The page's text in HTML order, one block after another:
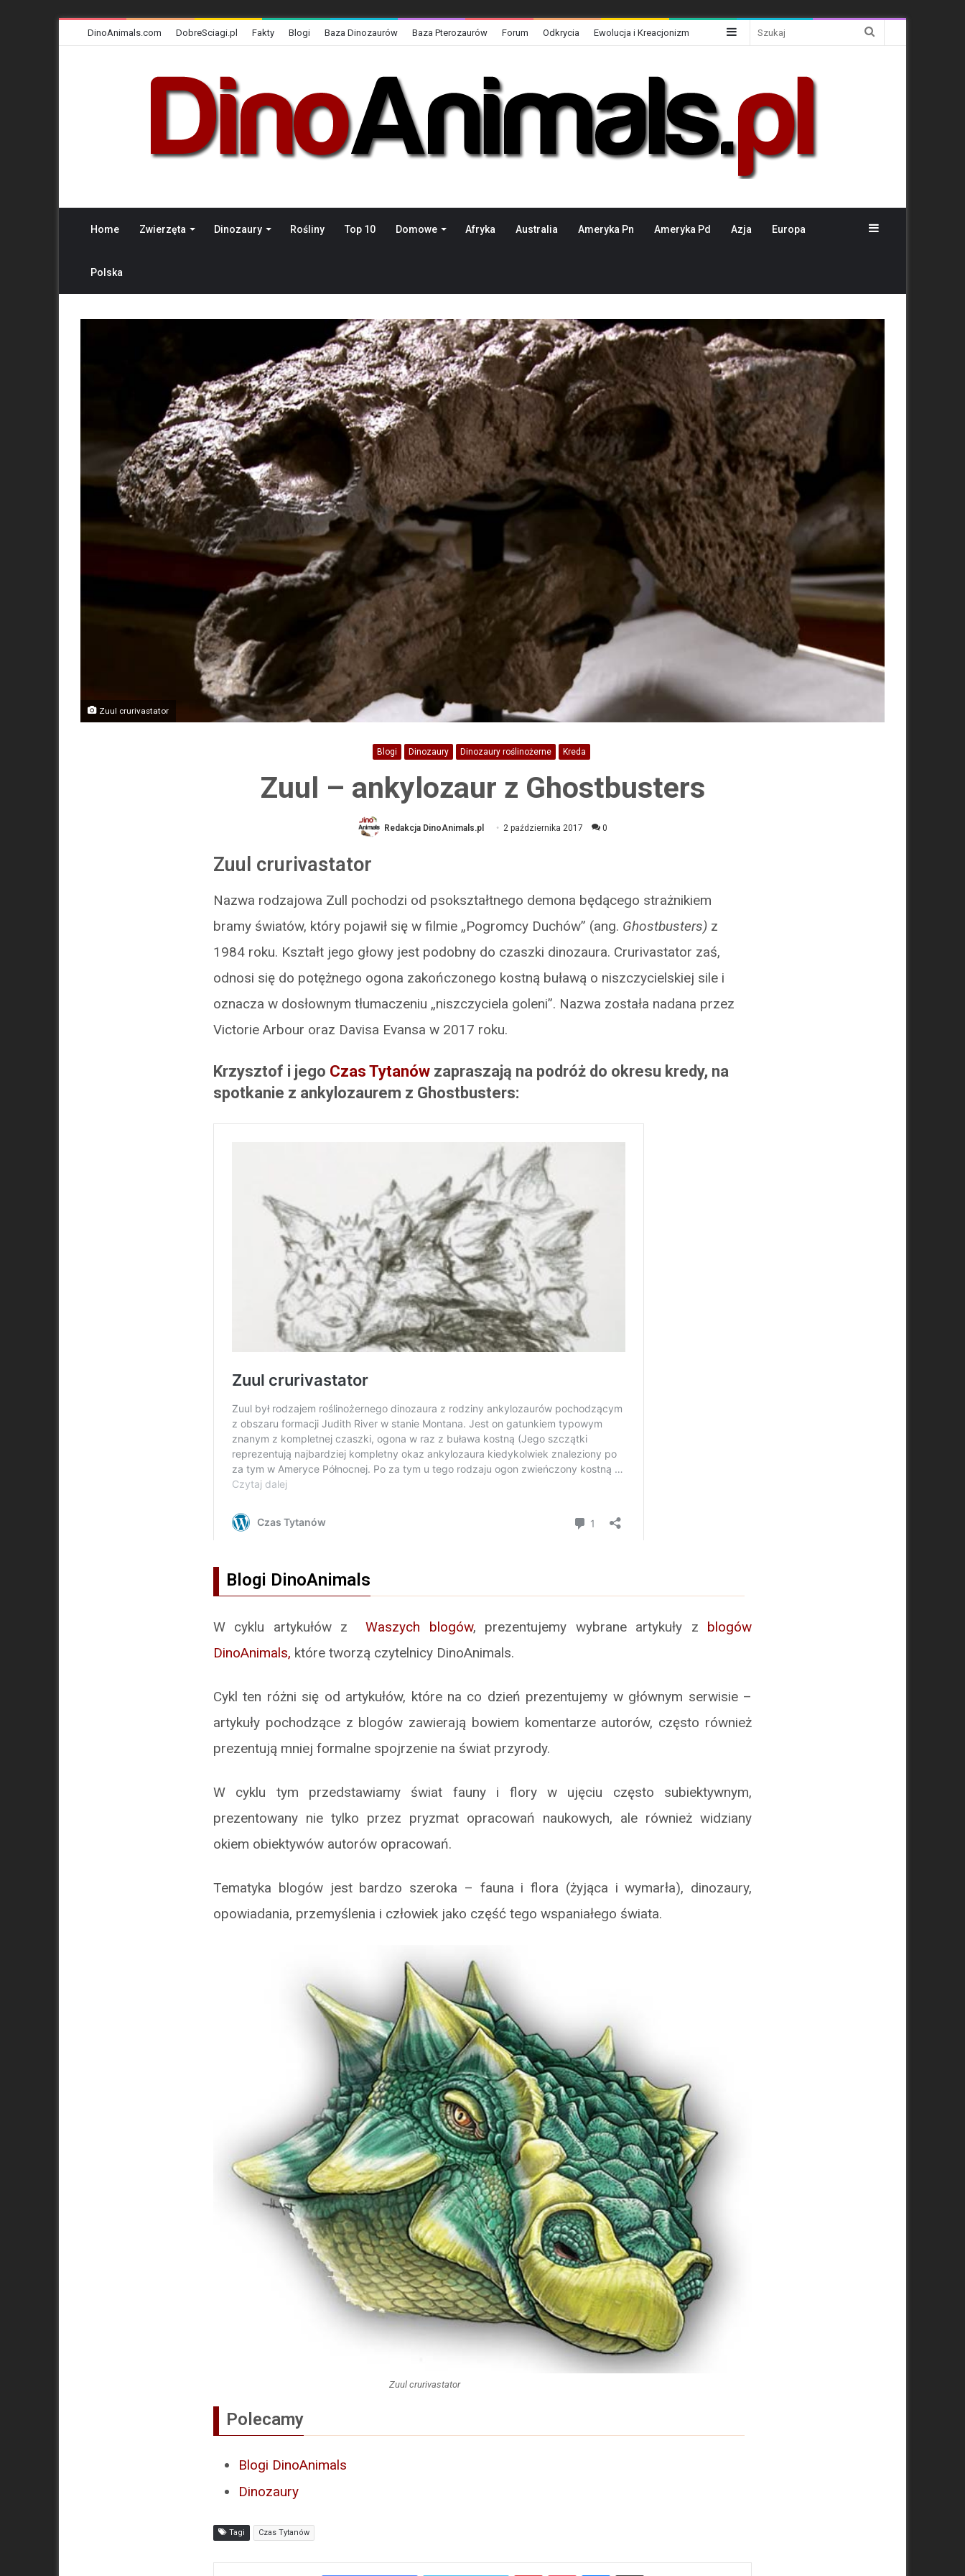
DinoAnimals.com DobreSciagi.pl Fakty Blogi Baza Dinozaurów Baza Pterozaurów Forum Odkrycia Ewolucja i Kreacjonizm Sidebar
Home Zwierzęta Dinozaury Rośliny Top 10 Domowe Afryka Australia Ameryka Pn Ameryka Pd Azja Europa
Polska
Sidebar
Zuul crurivastator
Blogi Dinozaury Dinozaury roślinożerne Kreda
Zuul – ankylozaur z Ghostbusters
Redakcja DinoAnimals.pl 2 października 2017 0
Zuul crurivastator
Nazwa rodzajowa Zull pochodzi od psokształtnego demona będącego strażnikiem
bramy światów, który pojawił się w filmie „Pogromcy Duchów” (ang. Ghostbusters) z
1984 roku. Kształt jego głowy jest podobny do czaszki dinozaura. Crurivastator zaś,
odnosi się do potężnego ogona zakończonego kostną buławą o niszczycielskiej sile i
oznacza w dosłownym tłumaczeniu „niszczyciela goleni”. Nazwa została nadana przez
Victorie Arbour oraz Davisa Evansa w 2017 roku.
Krzysztof i jego Czas Tytanów zapraszają na podróż do okresu kredy, na
spotkanie z ankylozaurem z Ghostbusters:
Blogi DinoAnimals
W cyklu artykułów zWaszych blogów, prezentujemy wybrane artykuły z blogów
DinoAnimals, które tworzą czytelnicy DinoAnimals.
Cykl ten różni się od artykułów, które na co dzień prezentujemy w głównym serwisie –
artykuły pochodzące z blogów zawierają bowiem komentarze autorów, często również
prezentują mniej formalne spojrzenie na świat przyrody.
W cyklu tym przedstawiamy świat fauny i flory w ujęciu często subiektywnym,
prezentowany nie tylko przez pryzmat opracowań naukowych, ale również widziany
okiem obiektywów autorów opracowań.
Tematyka blogów jest bardzo szeroka – fauna i flora (żyjąca i wymarła), dinozaury,
opowiadania, przemyślenia i człowiek jako część tego wspaniałego świata.
Zuul crurivastator
Polecamy
Blogi DinoAnimals
Dinozaury
Tagi Czas Tytanów